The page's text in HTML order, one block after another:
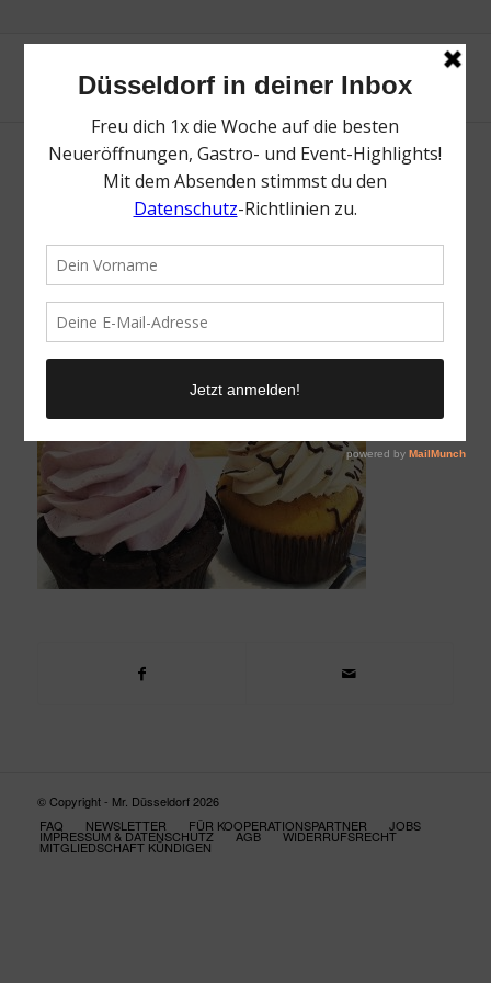
Sugarbird Cupcakes | Cafés | Mr. Düsseldorf
© Copyright - Mr. Düsseldorf 2026
FAQ
NEWSLETTER FÜR KOOPERATIONSPARTNER JOBS
IMPRESSUM & DATENSCHUTZ AGB WIDERRUFSRECHT
MITGLIEDSCHAFT KÜNDIGEN